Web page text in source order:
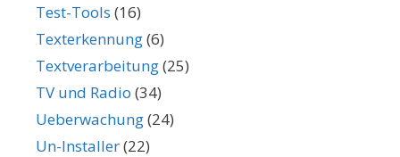
Test-Tools (16)
Texterkennung(6)
Textverarbeitung(25)
TV und Radio (34)
Ueberwachung(24)
Un-Installer(22)